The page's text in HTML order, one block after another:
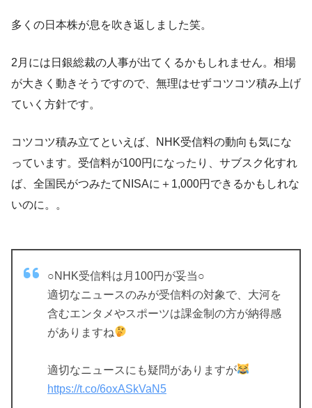
多くの日本株が息を吹き返しました笑。
2月には日銀総裁の人事が出てくるかもしれません。相場
が大きく動きそうですので、無理はせずコツコツ積み上げ
ていく方針です。
コツコツ積み立てといえば、NHK受信料の動向も気にな
っています。受信料が100円になったり、サブスク化すれ
ば、全国民がつみたてNISAに＋1,000円できるかもしれな
いのに。。
○NHK受信料は月100円が妥当○
適切なニュースのみが受信料の対象で、大河を
含むエンタメやスポーツは課金制の方が納得感
がありますね
適切なニュースにも疑問がありますが
https://t.co/6oxASkVaN5